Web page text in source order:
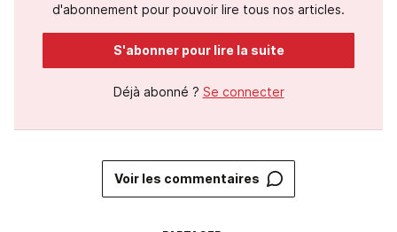
d'abonnement pour pouvoir lire tous nos articles.
S'abonner pour lire la suite
Déjà abonné ? Se connecter
Voir les commentaires